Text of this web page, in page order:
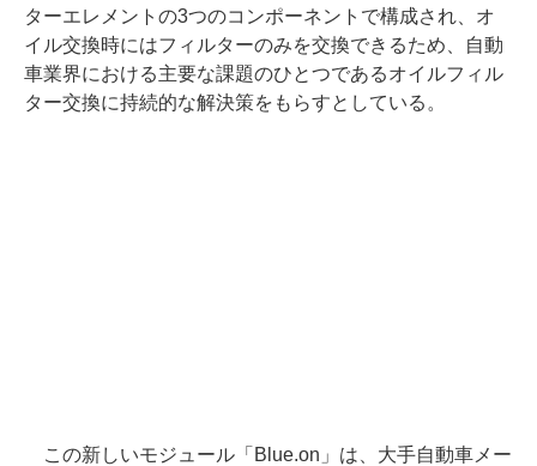
ターエレメントの3つのコンポーネントで構成され、オ
イル交換時にはフィルターのみを交換できるため、自動
車業界における主要な課題のひとつであるオイルフィル
ター交換に持続的な解決策をもらすとしている。
この新しいモジュール「Blue.on」は、大手自動車メー